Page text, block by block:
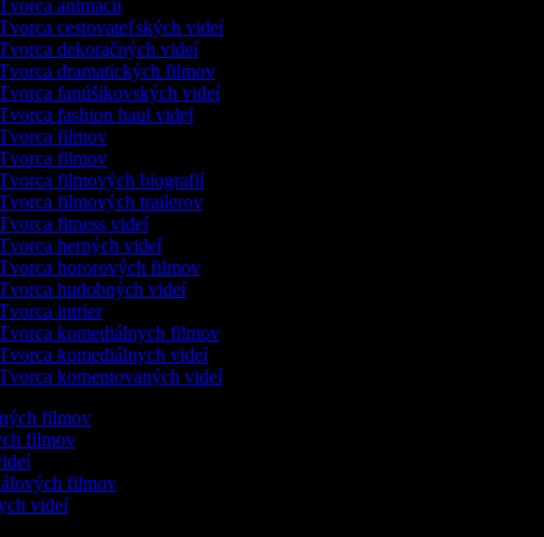
animácií
cestovateľských videí
dekoračných videí
dramatických filmov
fanúšikovských videí
fashion haul videí
filmov
filmov
filmových biografií
filmových trailerov
fitness videí
herných videí
hororových filmov
hudobných videí
intrier
komediálnych filmov
komediálnych videí
komentovaných videí
filmov
filmov
filmov
videí